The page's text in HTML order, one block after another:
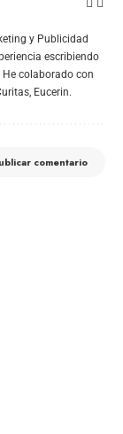
y Publicidad
escribiendo
He colaborado con
Eucerin.
comentario